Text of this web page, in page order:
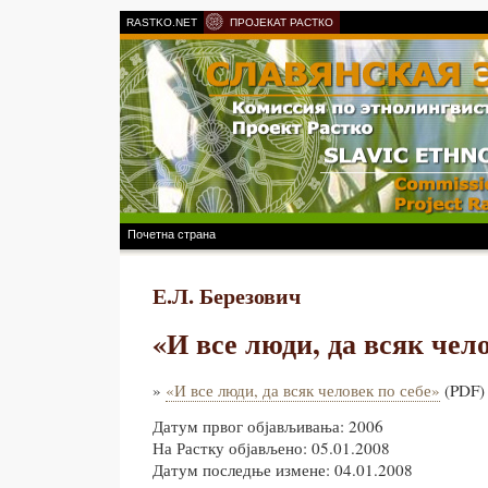
RASTKO.NET ПРОЈЕКАТ РАСТКО
Почетна страна
Е.Л. Березович
«И все люди, да всяк
» «И все люди, да всяк человек по себе» (PDF)
Датум првог објављивања: 2006
На Растку објављено: 05.01.2008
Датум последње измене: 04.01.2008